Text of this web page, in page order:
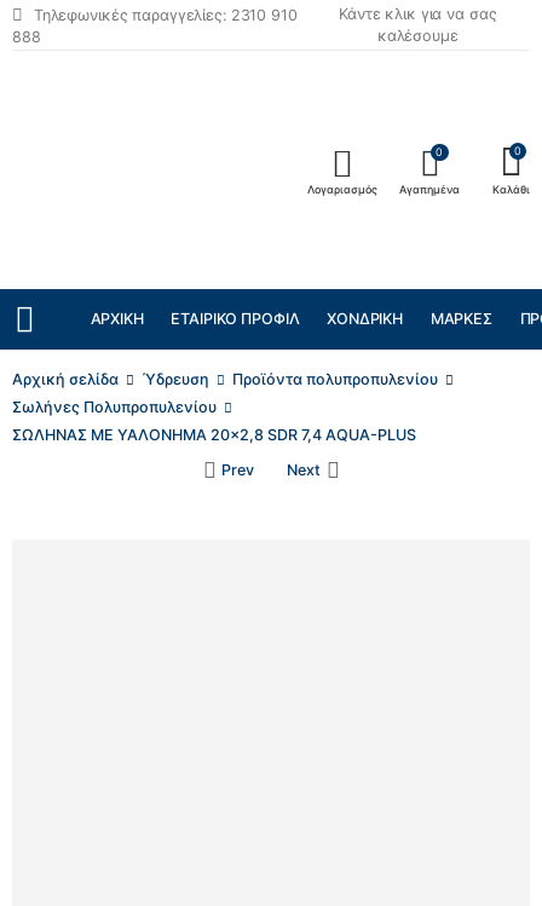
Τηλεφωνικές παραγγελίες: 2310 910
888
Κάντε κλικ για να σας
καλέσουμε
Λογαριασμός
0
Αγαπημένα
0
Καλάθι
ΑΡΧΙΚΉ ΕΤΑΙΡΙΚΌ ΠΡΟΦΊΛ ΧΟΝΔΡΙΚΉ ΜΆΡΚΕΣ
Αρχική σελίδα Ύδρευση
Προϊόντα πολυπροπυλενίου
Σωλήνες Πολυπροπυλενίου
ΣΩΛΗΝΑΣ ΜΕ ΥΑΛΟΝΗΜΑ 20×2,8 SDR 7,4 AQUA-PLUS
Prev
Next